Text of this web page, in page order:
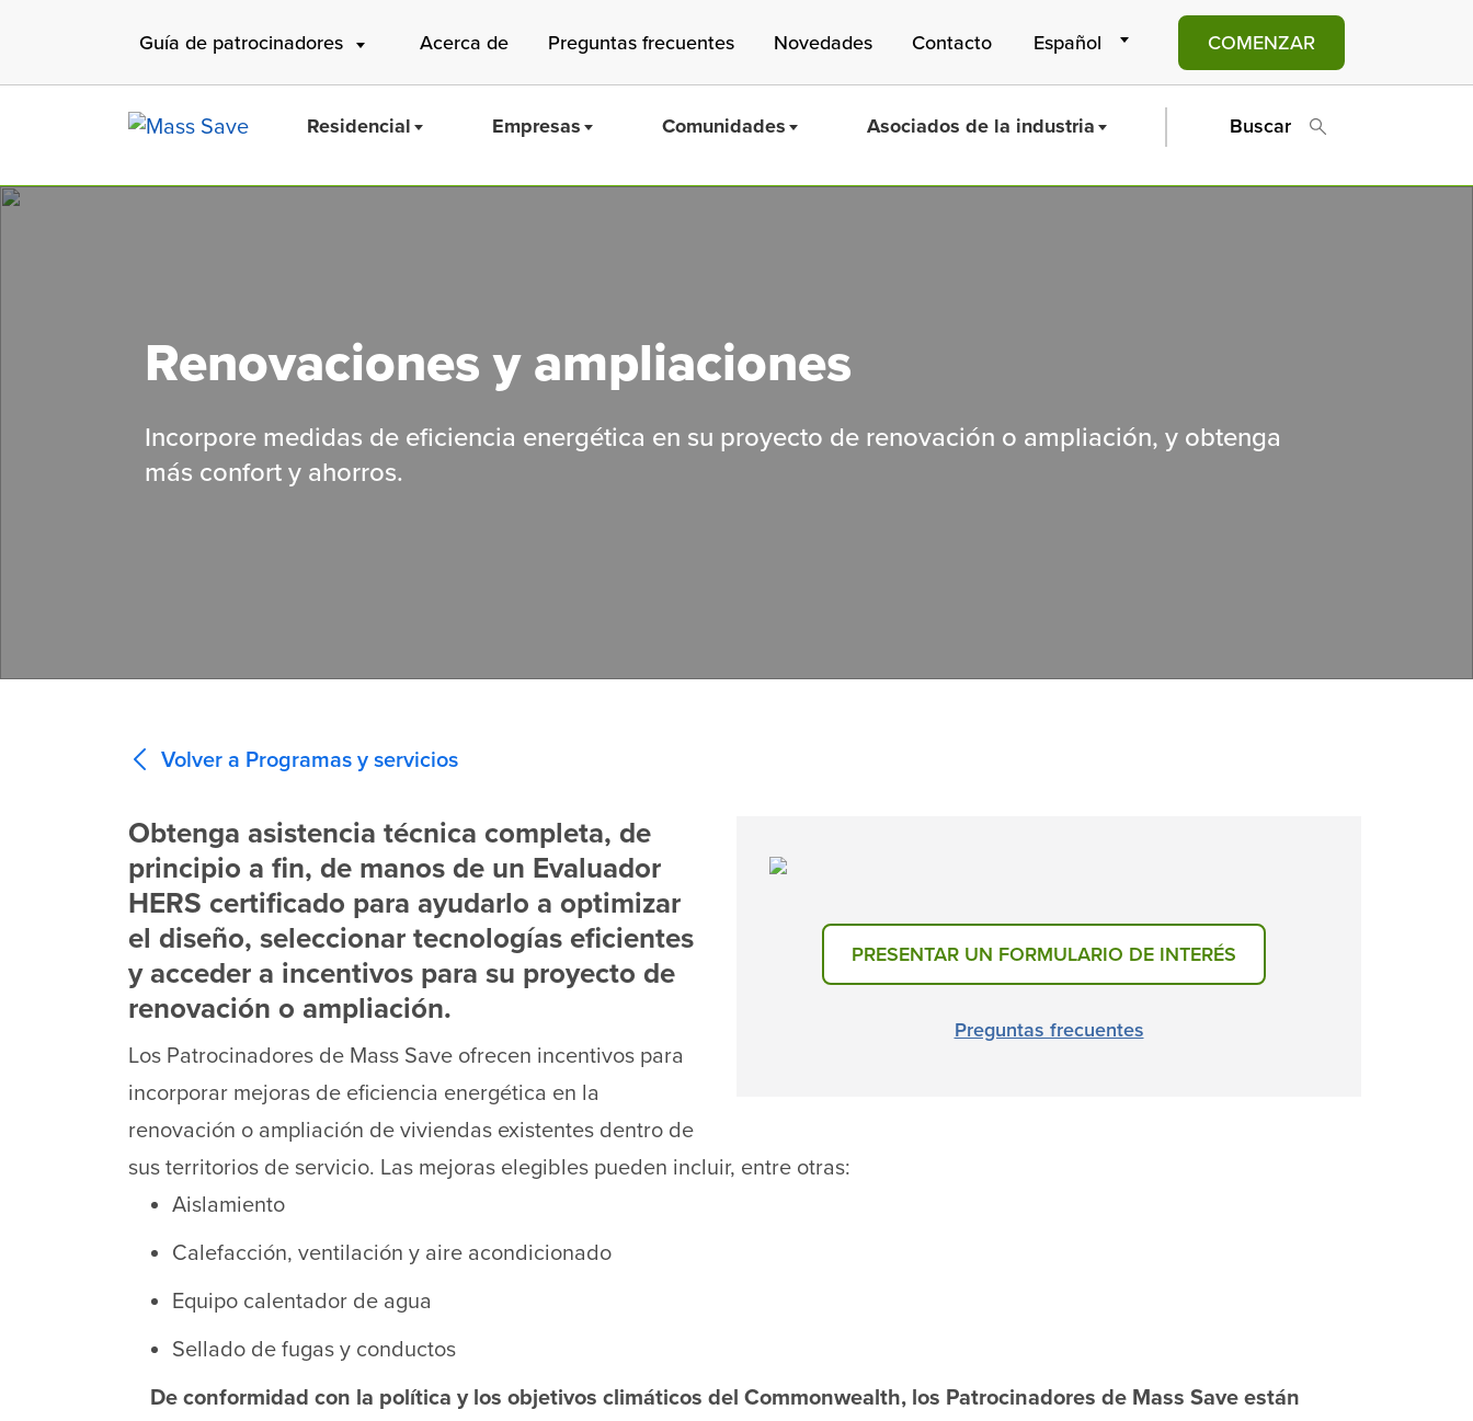
Guía de patrocinadores Acerca de Preguntas frecuentes Novedades Contacto COMENZAR
Residencial Empresas Comunidades Asociados de la industria Buscar
Renovaciones y ampliaciones
Incorpore medidas de eficiencia energética en su proyecto de renovación o ampliación, y obtenga
más confort y ahorros.
Volver a Programas y servicios
PRESENTAR UN FORMULARIO DE INTERÉS
Preguntas frecuentes
Obtenga asistencia técnica completa, de
principio a fin, de manos de un Evaluador
HERS certificado para ayudarlo a optimizar
el diseño, seleccionar tecnologías eficientes
y acceder a incentivos para su proyecto de
renovación o ampliación.
Los Patrocinadores de Mass Save ofrecen incentivos para
incorporar mejoras de eficiencia energética en la
renovación o ampliación de viviendas existentes dentro de
sus territorios de servicio. Las mejoras elegibles pueden incluir, entre otras:
Aislamiento
Calefacción, ventilación y aire acondicionado
Equipo calentador de agua
Sellado de fugas y conductos
De conformidad con la política y los objetivos climáticos del Commonwealth, los Patrocinadores de Mass Save están